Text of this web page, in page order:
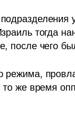
тогда
после чего
режима,
то же время